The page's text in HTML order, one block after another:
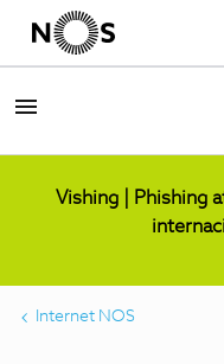
Vishing | Phishing
Internet NOS